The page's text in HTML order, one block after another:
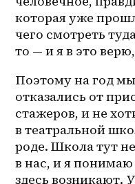
которая уже
чего смотреть
то — и я в это
Поэтому на год
отказались от
стажеров, и не
в театральной
роде. Школа тут
в нас, и я
здесь возникают.